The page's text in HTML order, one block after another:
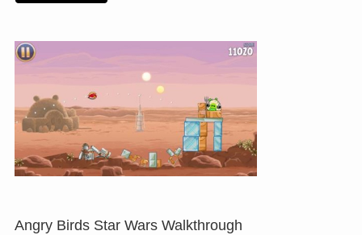
Angry Birds Star Wars Walkthrough